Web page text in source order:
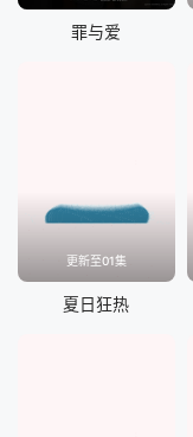
罪与爱
更新至01集
夏日狂热